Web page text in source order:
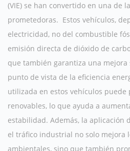
(VIE) se han convertido en una de
prometedoras. Estos vehículos,
electricidad, no del combustible
emisión directa de dióxido de
que también garantiza una mejora
punto de vista de la eficiencia
utilizada en estos vehículos
renovables, lo que ayuda a
estabilidad. Además, la aplicación
el tráfico industrial no solo mejora
ambientales, sino que también